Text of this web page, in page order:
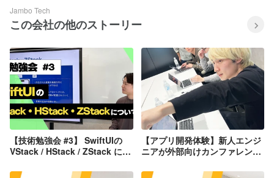
Jambo Tech
この会社の他のストーリー
【技術勉強会 #3】 SwiftUIの
VStack / HStack / ZStack につ
【アプリ開発体験】新人エンジ
ニアが外部向けカンファレンス